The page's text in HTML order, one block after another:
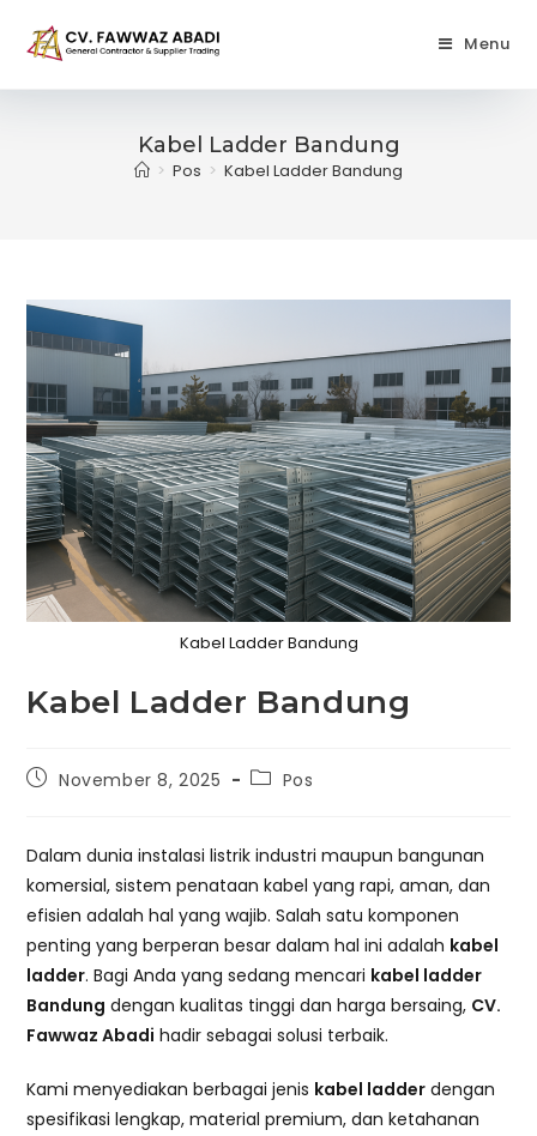
Menu
Kabel Ladder Bandung
> Pos > Kabel Ladder Bandung
Kabel Ladder Bandung
Kabel Ladder Bandung
PostNovember 8, 2025
PostPos
Dalam dunia instalasi listrik industri maupun bangunan
komersial, sistem penataan kabel yang rapi, aman, dan
efisien adalah hal yang wajib. Salah satu komponen
penting yang berperan besar dalam hal ini adalah kabel
ladder. Bagi Anda yang sedang mencari kabel ladder
Bandung dengan kualitas tinggi dan harga bersaing, CV.
Fawwaz Abadi hadir sebagai solusi terbaik.
Kami menyediakan berbagai jenis kabel ladder dengan
spesifikasi lengkap, material premium, dan ketahanan